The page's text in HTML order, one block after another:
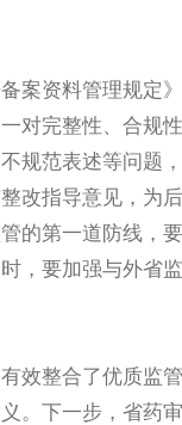
资料管理规定
对完整性、合规
规范表述等问题
改指导意见，为
的第一道防线，
，要加强与外省
整合了优质监管
。下一步，省药